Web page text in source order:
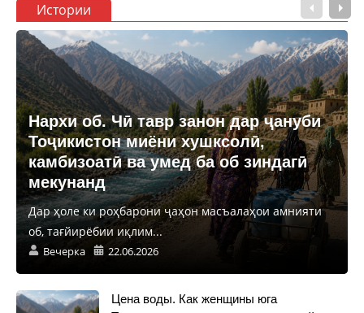
Истории
Нархи об. Чӣ тавр занон дар ҷануби
Тоҷикистон миёни хушксолӣ,
камбизоатӣ ва умед ба об зиндагӣ
мекунанд
Дар ҳоле ки роҳбарони ҷаҳон масъалаҳои амнияти
об, тағйирёбии иқлим...
Вечерка 22.06.2026
Цена воды. Как женщины юга